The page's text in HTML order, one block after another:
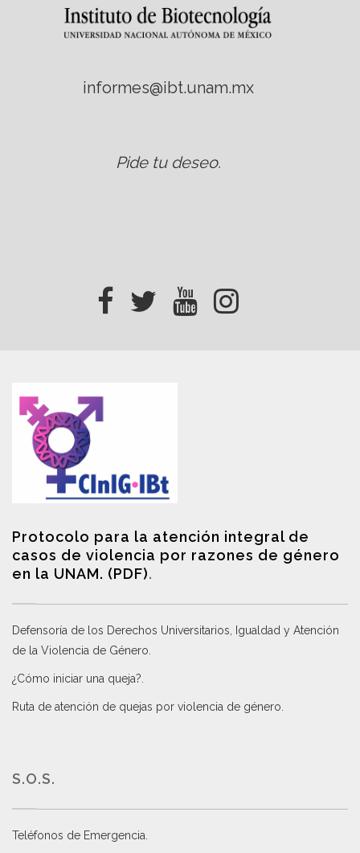
informes@ibt.unam.mx
Pide tu deseo.
Protocolo para la atención integral de
casos de violencia por razones de género
en la UNAM. (PDF).
Defensoría de los Derechos Universitarios, Igualdad y Atención
de la Violencia de Género
¿Cómo iniciar una queja?
Ruta de atención de quejas por violencia de género
S.O.S.
Teléfonos de Emergencia.